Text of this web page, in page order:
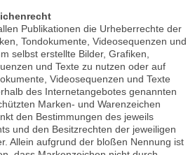
Publikationen die Urheberrechte der
Tondokumente, Videosequenzen und
selbst erstellte Bilder, Grafiken,
und Texte zu nutzen oder auf
Videosequenzen und Texte
des Internetangebotes genannten
Marken- und Warenzeichen
den Bestimmungen des jeweils
und den Besitzrechten der jeweiligen
Allein aufgrund der bloßen Nennung ist